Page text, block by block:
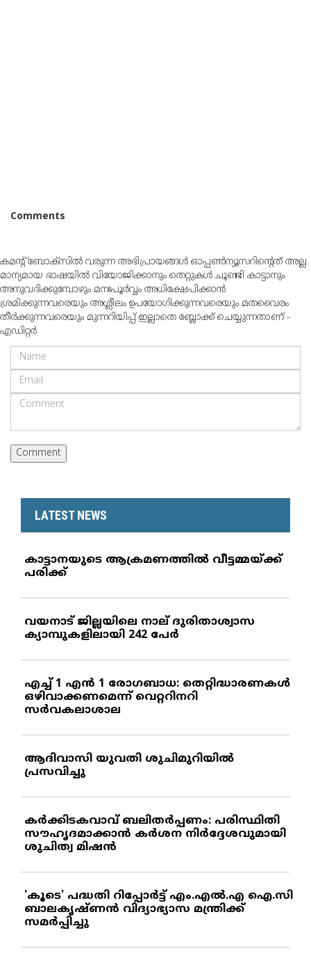
Comments
കമന്റ് ബോക്‌സില്‍ വരുന്ന അഭിപ്രായങ്ങള്‍ ഓപ്പൺന്യൂസറിന്റെത് അല്ല.
മാന്യമായ ഭാഷയില്‍ വിയോജിക്കാനും തെറ്റുകള്‍ ചൂണ്ടി കാട്ടാനും
അനുവദിക്കുമ്പോഴും മനഃപൂര്‍വ്വം അധിക്ഷേപിക്കാന്‍
ശ്രമിക്കുന്നവരെയും അശ്ലീലം ഉപയോഗിക്കുന്നവരെയും മതവൈരം
തീര്‍ക്കുന്നവരെയും മുന്നറിയിപ്പ് ഇല്ലാതെ ബ്ലോക്ക് ചെയ്യുന്നതാണ് -
എഡിറ്റര്‍
LATEST NEWS
കാട്ടാനയുടെ ആക്രമണത്തില്‍ വീട്ടമ്മയ്ക്ക്
പരിക്ക്
വയനാട് ജില്ലയിലെ നാല് ദുരിതാശ്വാസ
ക്യാമ്പുകളിലായി 242 പേര്‍
എച്ച് 1 എന്‍ 1 രോഗബാധ: തെറ്റിദ്ധാരണകള്‍
ഒഴിവാക്കണമെന്ന് വെറ്ററിനറി
സര്‍വകലാശാല
ആദിവാസി യുവതി ശുചിമുറിയില്‍
പ്രസവിച്ചു
കര്‍ക്കിടകവാവ് ബലിതര്‍പ്പണം: പരിസ്ഥിതി
സൗഹൃദമാക്കാന്‍ കര്‍ശന നിര്‍ദ്ദേശവുമായി
ശുചിത്വ മിഷന്‍
'കൂടെ' പദ്ധതി റിപ്പോര്‍ട്ട് എം.എല്‍.എ ഐ.സി
ബാലകൃഷ്ണന്‍ വിദ്യാഭ്യാസ മന്ത്രിക്ക്
സമര്‍പ്പിച്ചു